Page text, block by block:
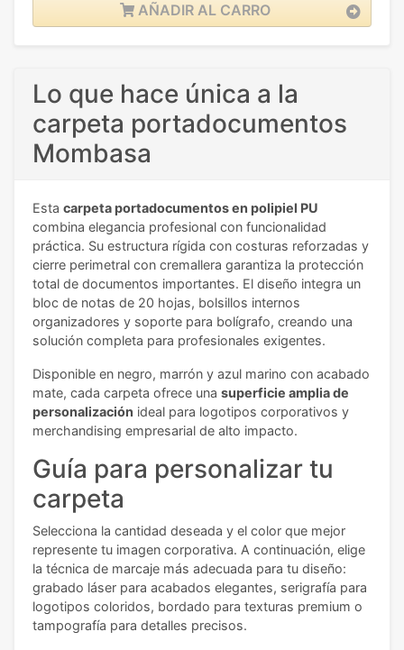
AÑADIR AL CARRO
Lo que hace única a la
carpeta portadocumentos
Mombasa
Esta carpeta portadocumentos en polipiel PU
combina elegancia profesional con funcionalidad
práctica. Su estructura rígida con costuras reforzadas y
cierre perimetral con cremallera garantiza la protección
total de documentos importantes. El diseño integra un
bloc de notas de 20 hojas, bolsillos internos
organizadores y soporte para bolígrafo, creando una
solución completa para profesionales exigentes.
Disponible en negro, marrón y azul marino con acabado
mate, cada carpeta ofrece una superficie amplia de
personalización ideal para logotipos corporativos y
merchandising empresarial de alto impacto.
Guía para personalizar tu
carpeta
Selecciona la cantidad deseada y el color que mejor
represente tu imagen corporativa. A continuación, elige
la técnica de marcaje más adecuada para tu diseño:
grabado láser para acabados elegantes, serigrafía para
logotipos coloridos, bordado para texturas premium o
tampografía para detalles precisos.